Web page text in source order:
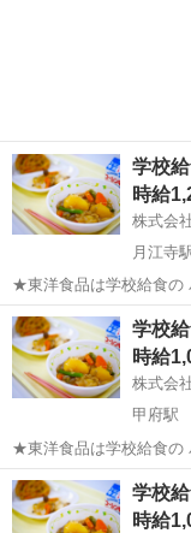
学校
時給
株式会
月江寺
★東洋食品は学校給食の パイオニア企業
◎センター方式321箇所以上 ★当社は北海道から九州まで 全
もたちの6人に1人、 1日
ている 会...
山梨 南都留郡
学校
時給
株式会
甲府駅
★東洋食品は学校給食の パイオニア企業
◎センター方式321箇所以上 ★当社は北海道から九州まで 全
もたちの6人に1人、 1日
ている 会...
山梨 甲府市 甲府
学校
時給